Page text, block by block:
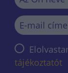
tájékoztatót